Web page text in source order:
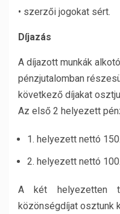
• szerzői jogokat sért.
Díjazás
A díjazott munkák
pénzjutalomban
következő díjakat
Az első 2 helyezett
1. helyezett nettó
2. helyezett nettó
A két helyezetten
közönségdíjat osztunk